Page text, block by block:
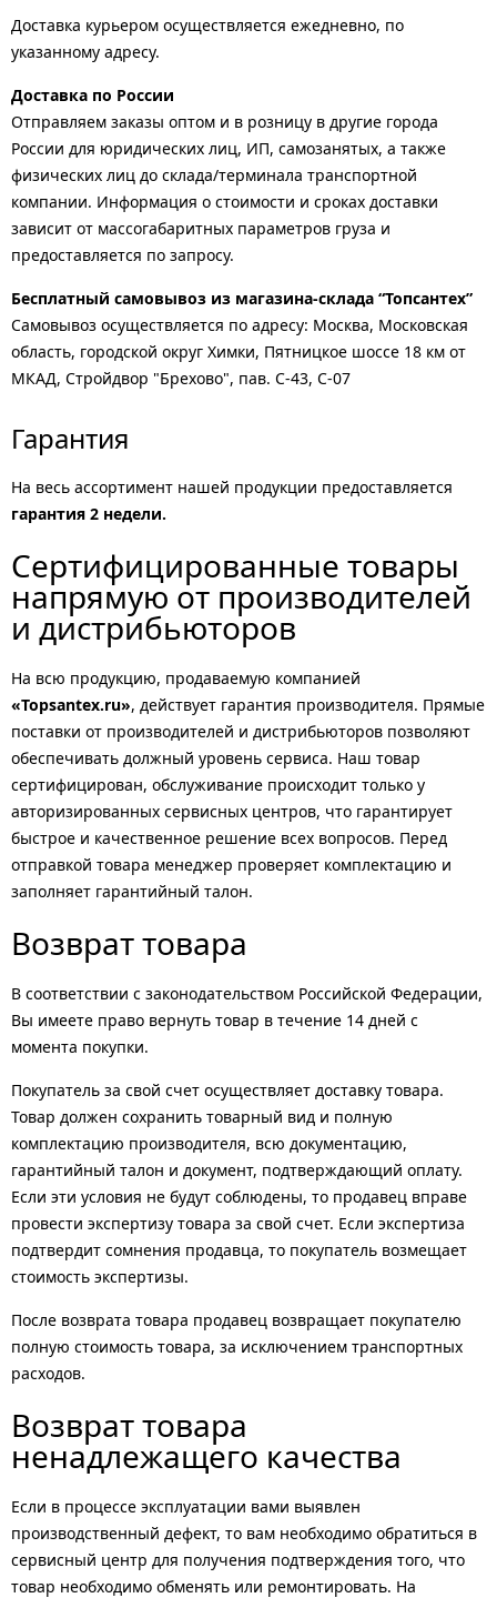
Доставка курьером осуществляется ежедневно, по
указанному адресу.
Доставка по России
Отправляем заказы оптом и в розницу в другие города
России для юридических лиц, ИП, самозанятых, а также
физических лиц до склада/терминала транспортной
компании. Информация о стоимости и сроках доставки
зависит от массогабаритных параметров груза и
предоставляется по запросу.
Бесплатный самовывоз из магазина-склада “Топсантех”
Самовывоз осуществляется по адресу: Москва, Московская
область, городской округ Химки, Пятницкое шоссе 18 км от
МКАД, Стройдвор "Брехово", пав. С-43, С-07
Гарантия
На весь ассортимент нашей продукции предоставляется
гарантия 2 недели.
Сертифицированные товары
напрямую от производителей
и дистрибьюторов
На всю продукцию, продаваемую компанией
«Topsantex.ru», действует гарантия производителя. Прямые
поставки от производителей и дистрибьюторов позволяют
обеспечивать должный уровень сервиса. Наш товар
сертифицирован, обслуживание происходит только у
авторизированных сервисных центров, что гарантирует
быстрое и качественное решение всех вопросов. Перед
отправкой товара менеджер проверяет комплектацию и
заполняет гарантийный талон.
Возврат товара
В соответствии с законодательством Российской Федерации,
Вы имеете право вернуть товар в течение 14 дней с
момента покупки.
Покупатель за свой счет осуществляет доставку товара.
Товар должен сохранить товарный вид и полную
комплектацию производителя, всю документацию,
гарантийный талон и документ, подтверждающий оплату.
Если эти условия не будут соблюдены, то продавец вправе
провести экспертизу товара за свой счет. Если экспертиза
подтвердит сомнения продавца, то покупатель возмещает
стоимость экспертизы.
После возврата товара продавец возвращает покупателю
полную стоимость товара, за исключением транспортных
расходов.
Возврат товара
ненадлежащего качества
Если в процессе эксплуатации вами выявлен
производственный дефект, то вам необходимо обратиться в
сервисный центр для получения подтверждения того, что
товар необходимо обменять или ремонтировать. На